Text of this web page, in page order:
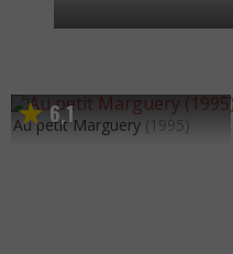
6,1
Au petit Marguery (1995)